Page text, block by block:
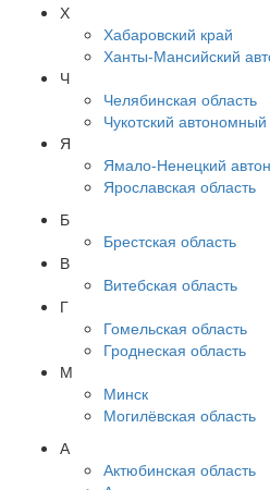
Х
Хабаровский край
Ханты-Мансийский
Ч
Челябинская область
Чукотский автономный
Я
Ямало-Ненецкий
Ярославская область
Б
Брестская область
В
Витебская область
Г
Гомельская область
Гроднеская область
М
Минск
Могилёвская область
А
Актюбинская область